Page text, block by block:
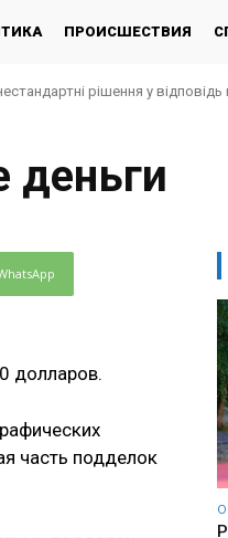
ПРОИСШЕСТВИЯ
рішення у відповідь
долларов.
часть подделок